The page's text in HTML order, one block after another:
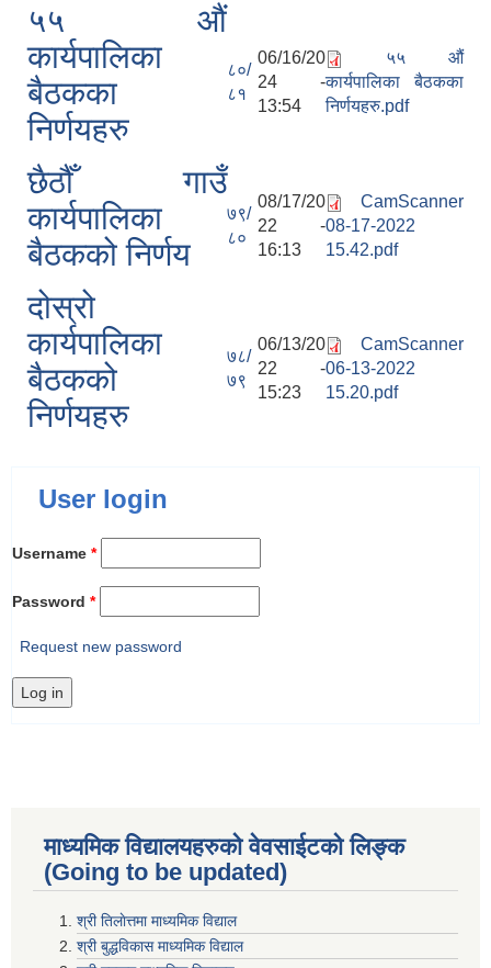
५५ औं
कार्यपालिका
बैठकका
निर्णयहरु
८०/
८१
06/16/20
24 -
13:54
५५ औं
कार्यपालिका बैठकका
निर्णयहरु.pdf
छैठौँ गाउँ
कार्यपालिका
बैठकको निर्णय
७९/
८०
08/17/20
22 -
16:13
CamScanner
08-17-2022
15.42.pdf
दोस्रो
कार्यपालिका
बैठकको
निर्णयहरु
७८/
७९
06/13/20
22 -
15:23
CamScanner
06-13-2022
15.20.pdf
User login
Username *
Password *
Request new password
माध्यमिक विद्यालयहरुकाे वेवसाईटको लिङ्क
(Going to be updated)
श्री तिलाेत्तमा माध्यमिक विद्याल
श्री बुद्धविकास माध्यमिक विद्याल